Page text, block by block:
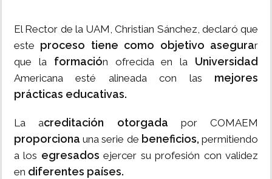
El Rector de la UAM, Christian Sánchez, declaró que
este proceso tiene como objetivo asegurar
que la formación ofrecida en la Universidad
Americana esté alineada con las mejores
prácticas educativas.
La acreditación otorgada por COMAEM
proporciona una serie de beneficios, permitiendo
a los egresados ejercer su profesión con validez
en diferentes países.